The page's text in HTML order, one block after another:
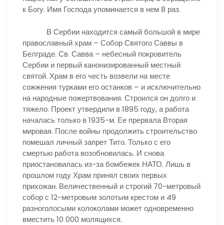
к Богу. Имя Господа упоминается в нем 8 раз.
В Сербии находится самый большой в мире
православный храм – Собор Святого Саввы в
Белграде. Св. Савва – небесный покровитель
Сербии и первый канонизированный местный
святой. Храм в его честь возвели на месте
сожжения турками его останков – и исключительно
на народные пожертвования. Строился он долго и
тяжело. Проект утвердили в 1895 году, а работа
началась только в 1935-м. Ее прервала Вторая
мировая. После войны продолжить строительство
помешал личный запрет Тито. Только с его
смертью работа возобновилась. И снова
приостановилась из-за бомбежек НАТО. Лишь в
прошлом году Храм принял своих первых
прихожан. Величественный и строгий 70-метровый
собор с 12-метровым золотым крестом и 49
разноголосыми колоколами может одновременно
вместить 10 000 молящихся.